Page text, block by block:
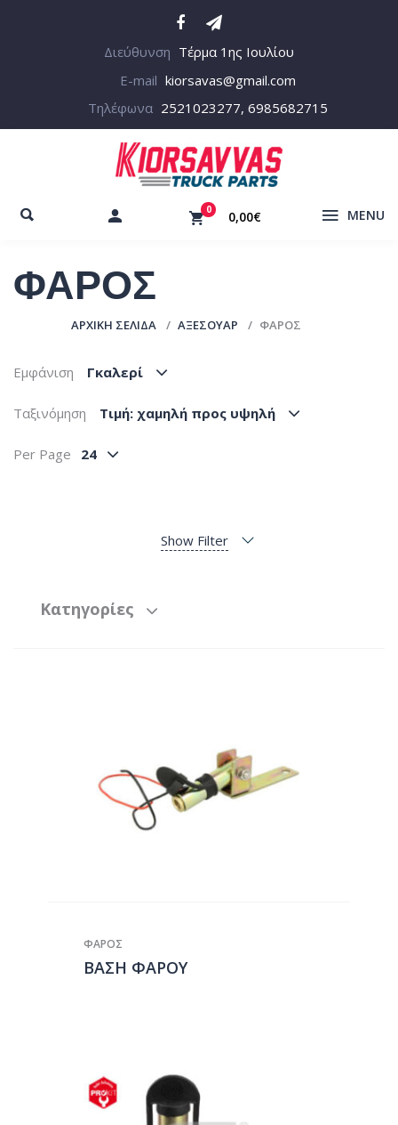
Διεύθυνση Τέρμα 1ης Ιουλίου
E-mail kiorsavas@gmail.com
Τηλέφωνα 2521023277, 6985682715
0 0,00€ MENU
ΦΑΡΟΣ
ΑΡΧΙΚΉ ΣΕΛΊΔΑ ΑΞΕΣΟΥΑΡ ΦΑΡΟΣ
Εμφάνιση Γκαλερί
Ταξινόμηση Tιμή: χαμηλή προς υψηλή
Per Page 24
Show Filter
Κατηγορίες
ΦΑΡΟΣ
ΒΑΣΗ ΦΑΡΟΥ